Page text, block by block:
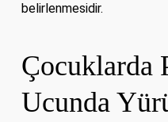
belirlenmesidir.
Çocuklarda
Ucunda